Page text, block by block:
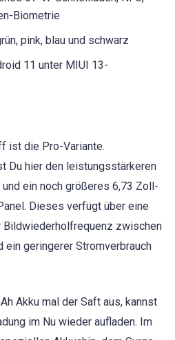
Biometrie
pink, blau und schwarz
11 unter MIUI 13-
ist die Pro-Variante.
Du hier den leistungsstärkeren
ein noch größeres 6,73 Zoll-
Dieses verfügt über eine
Bildwiederholfrequenz zwischen
ein geringerer Stromverbrauch
Akku mal der Saft aus, kannst
im Nu wieder aufladen. Im